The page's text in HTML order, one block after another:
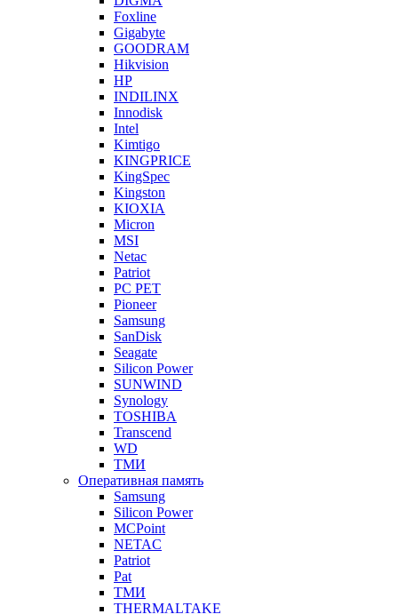
Foxline
Gigabyte
GOODRAM
Hikvision
HP
INDILINX
Innodisk
Intel
Kimtigo
KINGPRICE
KingSpec
Kingston
KIOXIA
Micron
MSI
Netac
Patriot
PC PET
Pioneer
Samsung
SanDisk
Seagate
Silicon Power
SUNWIND
Synology
TOSHIBA
Transcend
WD
ТМИ
Оперативная память
Samsung
Silicon Power
MCPoint
NETAC
Patriot
Pat
ТМИ
THERMALTAKE